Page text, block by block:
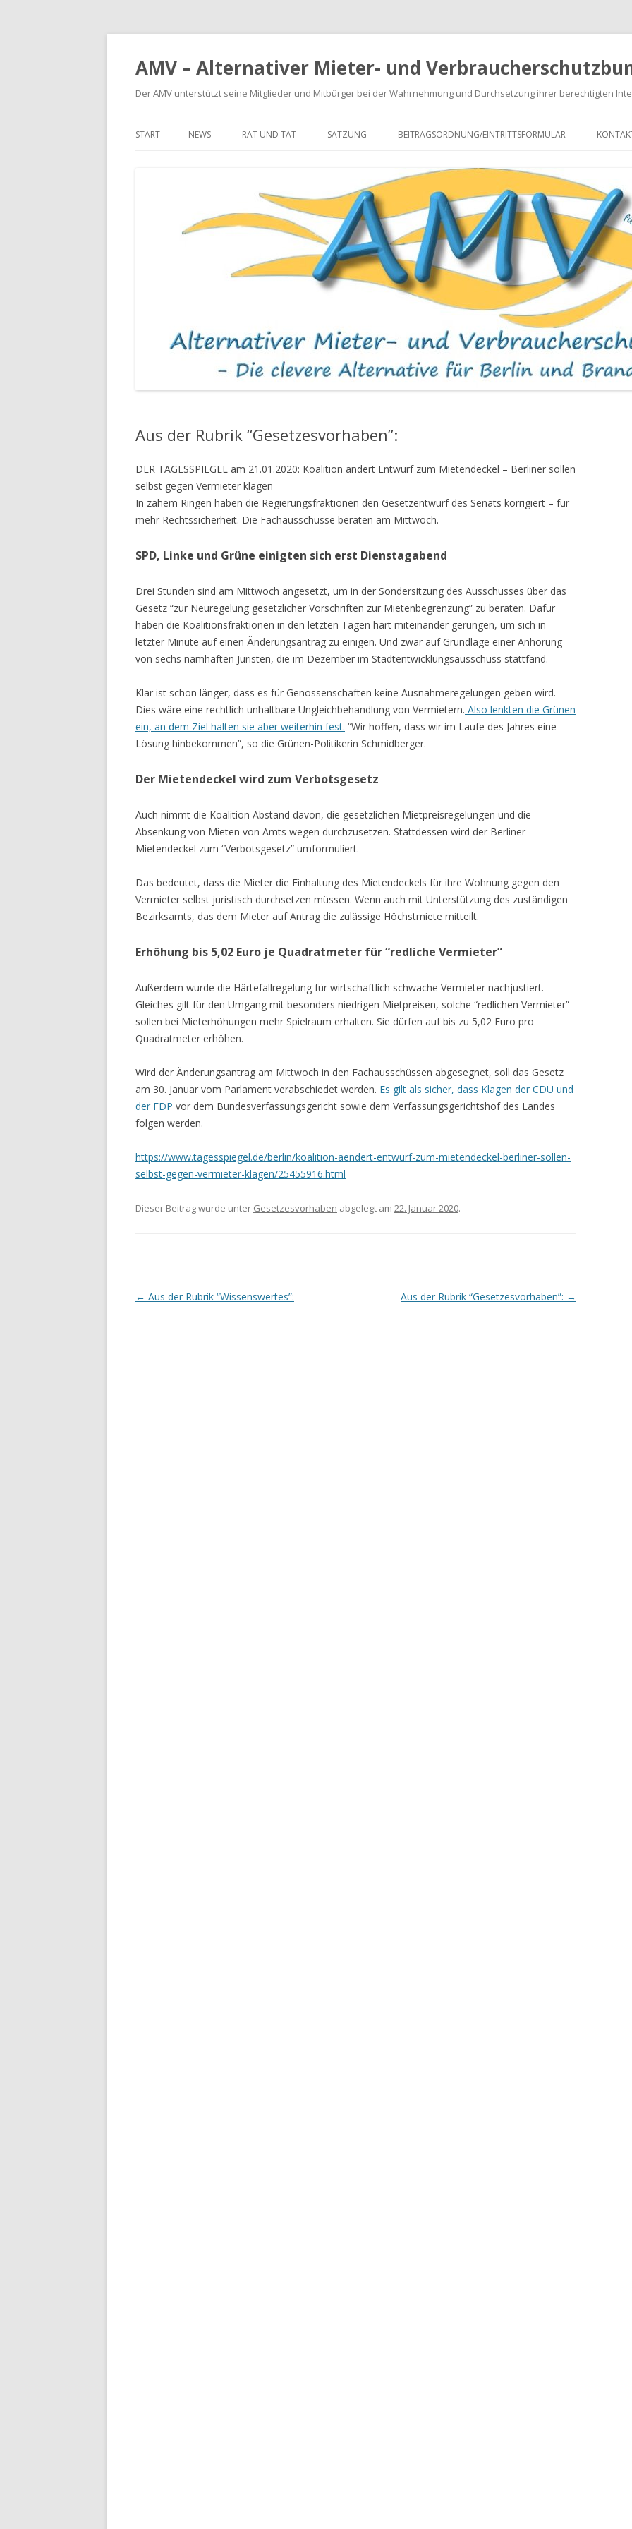
AMV – Alternativer Mieter- und
Der AMV unterstützt seine Mitglieder und Mitbürger bei der Wahrnehmung und Durchsetzung ihrer berechtigten
zum
START NEWS RAT UND TAT
MIETERHÖHUNGEN
MIETMÄNGEL
MODERNISIERUNGEN
SCHÖNHEITSREPARATUREN
SATZUNG BEITRAGSORDNUNG/EINTRITTSFORMULAR
Aus der Rubrik “Gesetzesvorhaben”:
DER TAGESSPIEGEL am 21.01.2020: Koalition ändert Entwurf zum Mietendeckel – Berliner sollen
selbst gegen Vermieter klagen
In zähem Ringen haben die Regierungsfraktionen den Gesetzentwurf des Senats korrigiert – für
mehr Rechtssicherheit. Die Fachausschüsse beraten am Mittwoch.
SPD, Linke und Grüne einigten sich erst Dienstagabend
Drei Stunden sind am Mittwoch angesetzt, um in der Sondersitzung des Ausschusses über das
Gesetz “zur Neuregelung gesetzlicher Vorschriften zur Mietenbegrenzung” zu beraten. Dafür
haben die Koalitionsfraktionen in den letzten Tagen hart miteinander gerungen, um sich in
letzter Minute auf einen Änderungsantrag zu einigen. Und zwar auf Grundlage einer Anhörung
von sechs namhaften Juristen, die im Dezember im Stadtentwicklungsausschuss stattfand.
Klar ist schon länger, dass es für Genossenschaften keine Ausnahmeregelungen geben wird.
Dies wäre eine rechtlich unhaltbare Ungleichbehandlung von Vermietern. Also lenkten die Grünen
ein, an dem Ziel halten sie aber weiterhin fest. “Wir hoffen, dass wir im Laufe des Jahres eine
Lösung hinbekommen”, so die Grünen-Politikerin Schmidberger.
Der Mietendeckel wird zum Verbotsgesetz
Auch nimmt die Koalition Abstand davon, die gesetzlichen Mietpreisregelungen und die
Absenkung von Mieten von Amts wegen durchzusetzen. Stattdessen wird der Berliner
Mietendeckel zum “Verbotsgesetz” umformuliert.
Das bedeutet, dass die Mieter die Einhaltung des Mietendeckels für ihre Wohnung gegen den
Vermieter selbst juristisch durchsetzen müssen. Wenn auch mit Unterstützung des zuständigen
Bezirksamts, das dem Mieter auf Antrag die zulässige Höchstmiete mitteilt.
Erhöhung bis 5,02 Euro je Quadratmeter für “redliche Vermieter”
Außerdem wurde die Härtefallregelung für wirtschaftlich schwache Vermieter nachjustiert.
Gleiches gilt für den Umgang mit besonders niedrigen Mietpreisen, solche “redlichen Vermieter”
sollen bei Mieterhöhungen mehr Spielraum erhalten. Sie dürfen auf bis zu 5,02 Euro pro
Quadratmeter erhöhen.
Wird der Änderungsantrag am Mittwoch in den Fachausschüssen abgesegnet, soll das Gesetz
am 30. Januar vom Parlament verabschiedet werden. Es gilt als sicher, dass Klagen der CDU und
der FDP vor dem Bundesverfassungsgericht sowie dem Verfassungsgerichtshof des Landes
folgen werden.
https://www.tagesspiegel.de/berlin/koalition-aendert-entwurf-zum-mietendeckel-berliner-sollen-
selbst-gegen-vermieter-klagen/25455916.html
Dieser Beitrag wurde unter Gesetzesvorhaben abgelegt am 22. Januar 2020.
Beitrags-
← Aus der Rubrik “Wissenswertes”: Aus der Rubrik “Gesetzesvorhaben”: →